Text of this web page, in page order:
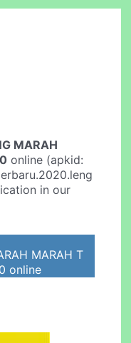
MARAH
online (apkid:
in our
MARAH T
online